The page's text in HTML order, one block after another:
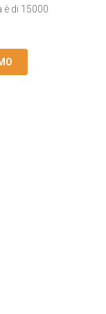
è di 15000